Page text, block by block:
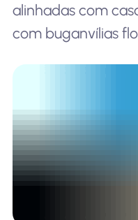
alinhadas com
com buganvílias